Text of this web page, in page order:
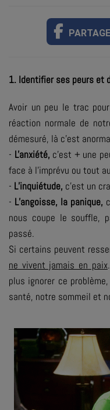
1. Identifier ses peurs et
Avoir un peu le trac
réaction normale de
démesuré, là c’est
- L'anxiété, c’est + une
face à l’imprévu ou tout
- L’inquiétude, c’est un
- L’angoisse, la panique,
nous coupe le souffle,
passé.
Si certains peuvent
ne vivent jamais en paix
plus ignorer ce
santé, notre sommeil et